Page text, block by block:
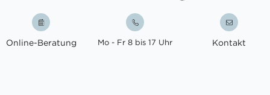
Online-Beratung Mo - Fr 8 bis 17 Uhr Kontakt